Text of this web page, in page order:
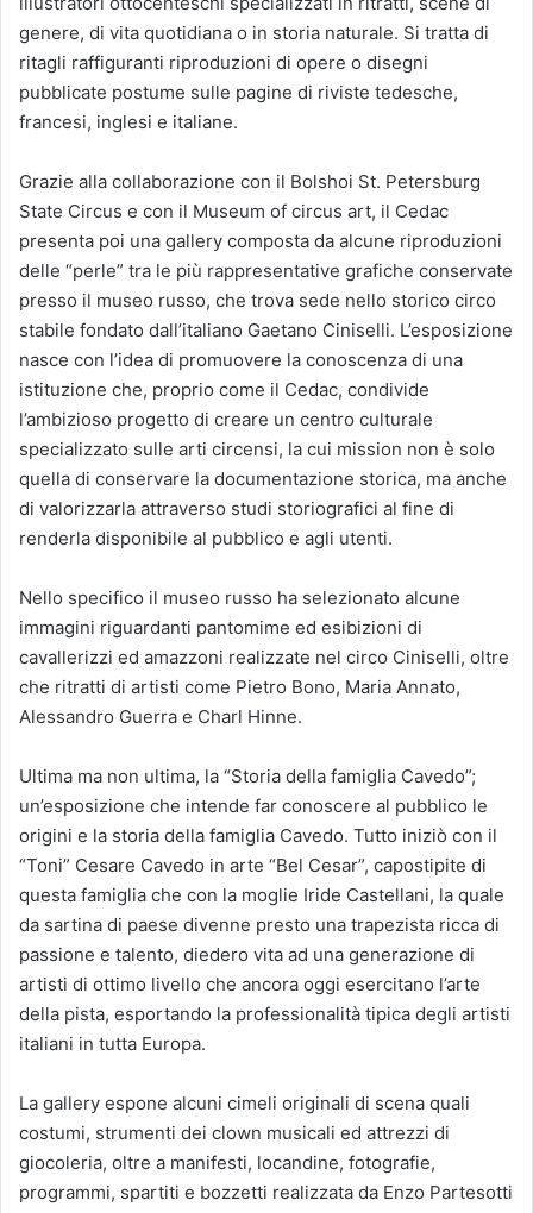
genere, di vita quotidiana o in storia naturale. Si tratta di
ritagli raffiguranti riproduzioni di opere o disegni
pubblicate postume sulle pagine di riviste tedesche,
francesi, inglesi e italiane.
Grazie alla collaborazione con il Bolshoi St. Petersburg
State Circus e con il Museum of circus art, il Cedac
presenta poi una gallery composta da alcune riproduzioni
delle “perle” tra le più rappresentative grafiche conservate
presso il museo russo, che trova sede nello storico circo
stabile fondato dall’italiano Gaetano Ciniselli. L’esposizione
nasce con l’idea di promuovere la conoscenza di una
istituzione che, proprio come il Cedac, condivide
l’ambizioso progetto di creare un centro culturale
specializzato sulle arti circensi, la cui mission non è solo
quella di conservare la documentazione storica, ma anche
di valorizzarla attraverso studi storiografici al fine di
renderla disponibile al pubblico e agli utenti.
Nello specifico il museo russo ha selezionato alcune
immagini riguardanti pantomime ed esibizioni di
cavallerizzi ed amazzoni realizzate nel circo Ciniselli, oltre
che ritratti di artisti come Pietro Bono, Maria Annato,
Alessandro Guerra e Charl Hinne.
Ultima ma non ultima, la “Storia della famiglia Cavedo”;
un’esposizione che intende far conoscere al pubblico le
origini e la storia della famiglia Cavedo. Tutto iniziò con il
“Toni” Cesare Cavedo in arte “Bel Cesar”, capostipite di
questa famiglia che con la moglie Iride Castellani, la quale
da sartina di paese divenne presto una trapezista ricca di
passione e talento, diedero vita ad una generazione di
artisti di ottimo livello che ancora oggi esercitano l’arte
della pista, esportando la professionalità tipica degli artisti
italiani in tutta Europa.
La gallery espone alcuni cimeli originali di scena quali
costumi, strumenti dei clown musicali ed attrezzi di
giocoleria, oltre a manifesti, locandine, fotografie,
programmi, spartiti e bozzetti realizzata da Enzo Partesotti